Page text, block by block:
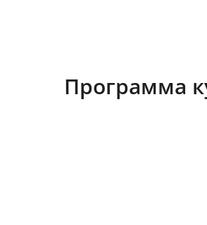
Программа